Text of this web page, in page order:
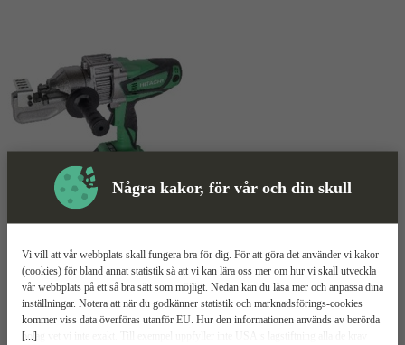
Några kakor, för vår och din skull
[...]
Vi vill att vår webbplats skall fungera bra för dig. För att göra det använder vi kakor
(cookies) för bland annat statistik så att vi kan lära oss mer om hur vi skall utveckla
vår webbplats på ett så bra sätt som möjligt. Nedan kan du läsa mer och anpassa dina
inställningar. Notera att när du godkänner statistik och marknadsförings-cookies
kommer viss data överföras utanför EU. Hur den informationen används av berörda
bolag vet vi inte exakt. Till exempel uppfyller inte USA:s lagstiftning alla de krav
Armeringsklipp Mer information
Hitachi DC16MB3